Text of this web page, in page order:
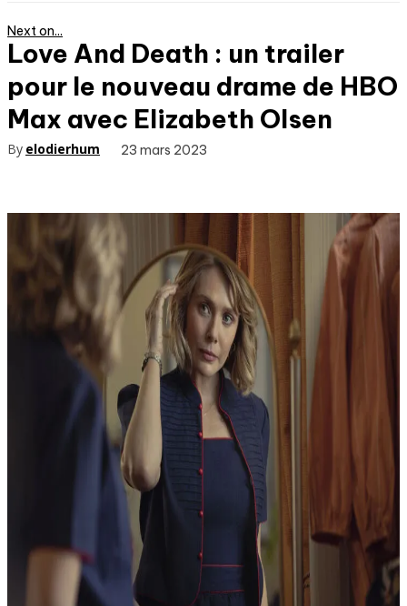
Next on...
Love And Death : un trailer
pour le nouveau drame de HBO
Max avec Elizabeth Olsen
By elodierhum 23 mars 2023